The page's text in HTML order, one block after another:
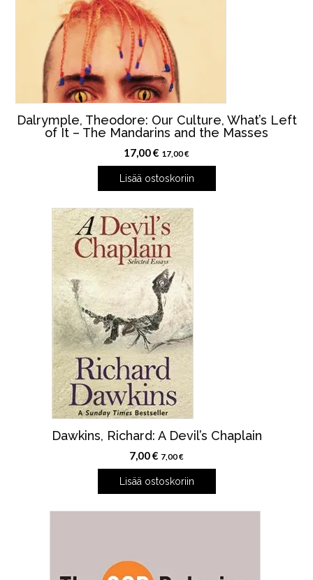
Dalrymple, Theodore: Our Culture, What’s Left
of It – The Mandarins and the Masses
17,00€ 17,00€
Lisää ostoskoriin
Dawkins, Richard: A Devil’s Chaplain
7,00€ 7,00€
Lisää ostoskoriin